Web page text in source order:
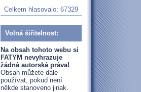
Celkem hlasovalo: 67329
Volná šiřitelnost:
Na obsah tohoto webu si
FATYM nevyhrazuje
žádná autorská práva!
Obsah můžete dále
používat, pokud není
někde stanoveno jinak.